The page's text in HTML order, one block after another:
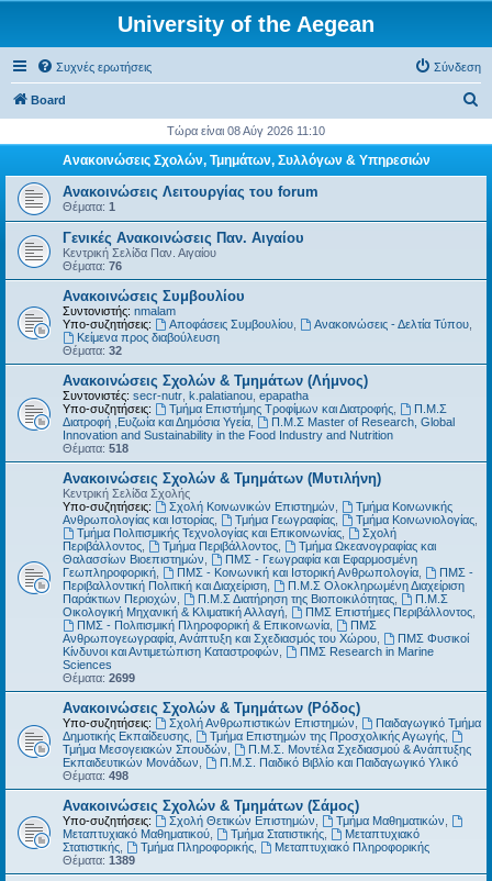
University of the Aegean
Συχνές ερωτήσεις Σύνδεση
Board
ζ
σ
Τώρα είναι 08 Αύγ 2026 11:10
Ανακοινώσεις Σχολών, Τμημάτων, Συλλόγων & Υπηρεσιών
Ανακοινώσεις Λειτουργίας του forum
Θέματα: 1
Γενικές Ανακοινώσεις Παν. Αιγαίου
Κεντρική Σελίδα Παν. Αιγαίου
Θέματα: 76
Ανακοινώσεις Συμβουλίου
Συντονιστής: nmalam
Υπο-συζητήσεις:
Αποφάσεις Συμβουλίου, Ανακοινώσεις - Δελτία Τύπου,
Kείμενα προς διαβούλευση
Θέματα: 32
Ανακοινώσεις Σχολών & Τμημάτων (Λήμνος)
Συντονιστές: secr-nutr k.palatianou epapatha
Υπο-συζητήσεις:
Τμήμα Επιστήμης Τροφίμων και Διατροφής,
Π.Μ.Σ
Διατροφή ,Ευζωία και Δημόσια Υγεία
Π.Μ.Σ Master of Research, Global
Innovation and Sustainability in the Food Industry and Nutrition
Θέματα: 518
Ανακοινώσεις Σχολών & Τμημάτων (Μυτιλήνη)
Κεντρική Σελίδα Σχολής
Υπο-συζητήσεις:
Σχολή Κοινωνικών Επιστημών
Τμήμα Κοινωνικής
Ανθρωπολογίας και Ιστορίας
Τμήμα Γεωγραφίας, Τμήμα Κοινωνιολογίας,
Τμήμα Πολιτισμικής Τεχνολογίας και Επικοινωνίας,
Σχολή
Περιβάλλοντος
Τμήμα Περιβάλλοντος,
Τμήμα Ωκεανογραφίας και
Θαλασσίων Βιοεπιστημών
ΠΜΣ - Γεωγραφία και Εφαρμοσμένη
Γεωπληροφορική
ΠΜΣ - Κοινωνική και Ιστορική Ανθρωπολογία,
ΠΜΣ -
Περιβαλλοντική Πολιτική και Διαχείριση
Π.Μ.Σ Ολοκληρωμένη Διαχείριση
Παράκτιων Περιοχών
Π.Μ.Σ Διατήρηση της Βιοποικιλότητας,
Π.Μ.Σ
Οικολογική Μηχανική & Κλιματική Αλλαγή
ΠΜΣ Επιστήμες Περιβάλλοντος,
ΠΜΣ - Πολιτισμική Πληροφορική & Επικοινωνία,
ΠΜΣ
Ανθρωπογεωγραφία, Ανάπτυξη και Σχεδιασμός του Χώρου
ΠΜΣ Φυσικοί
Κίνδυνοι και Αντιμετώπιση Καταστροφών
ΠΜΣ Research in Marine
Sciences
Θέματα: 2699
Ανακοινώσεις Σχολών & Τμημάτων (Ρόδος)
Υπο-συζητήσεις: Σχολή Ανθρωπιστικών Επιστημών
Παιδαγωγικό Τμήμα
Δημοτικής Εκπαίδευσης
Τμήμα Επιστημών της Προσχολικής Αγωγής,
Τμήμα Μεσογειακών Σπουδών
Π.Μ.Σ. Μοντέλα Σχεδιασμού & Ανάπτυξης
Εκπαιδευτικών Μονάδων
Π.Μ.Σ. Παιδικό Βιβλίο και Παιδαγωγικό Υλικό
Θέματα: 498
Ανακοινώσεις Σχολών & Τμημάτων (Σάμος)
Υπο-συζητήσεις: Σχολή Θετικών Επιστημών Τμήμα Μαθηματικών
Μεταπτυχιακό Μαθηματικού
Τμήμα Στατιστικής,
Μεταπτυχιακό
Στατιστικής
Τμήμα Πληροφορικής,
Μεταπτυχιακό Πληροφορικής
Θέματα: 1389